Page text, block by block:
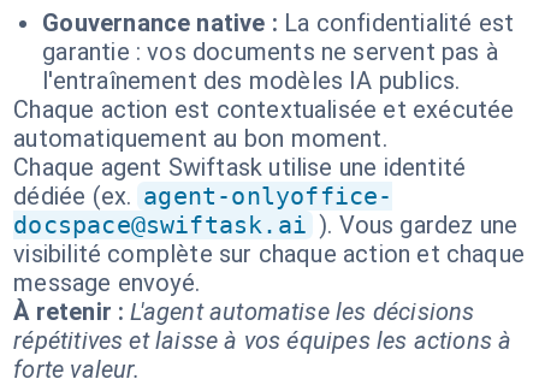
Gouvernance native : La confidentialité est
garantie : vos documents ne servent pas à
l'entraînement des modèles IA publics.
Chaque action est contextualisée et exécutée
automatiquement au bon moment.
Chaque agent Swiftask utilise une identité
dédiée (ex. agent-onlyoffice-
docspace@swiftask.ai ). Vous gardez une
visibilité complète sur chaque action et chaque
message envoyé.
À retenir : L'agent automatise les décisions
répétitives et laisse à vos équipes les actions à
forte valeur.